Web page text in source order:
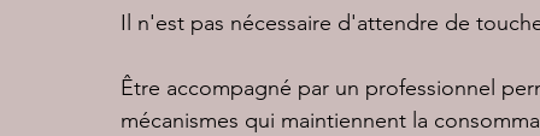
Il n'est pas nécessaire d'attendre de
Être accompagné par un professionnel
mécanismes qui maintiennent la